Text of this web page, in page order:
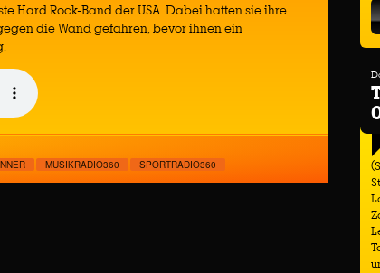
Hard Rock-Band der USA. Dabei hatten sie ihre
die Wand gefahren, bevor ihnen ein
MUSIKRADIO360 SPORTRADIO360